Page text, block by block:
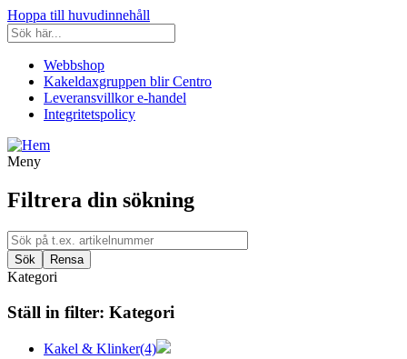
Hoppa till huvudinnehåll
Webbshop
Kakeldaxgruppen blir Centro
Leveransvillkor e-handel
Integritetspolicy
Meny
Filtrera din sökning
Kategori
Ställ in filter: Kategori
Kakel & Klinker(4)